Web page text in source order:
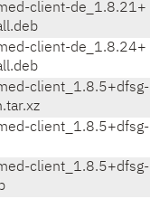
client-de_1.8.21+
client-de_1.8.24+
client_1.8.5+dfsg-
client_1.8.5+dfsg-
client_1.8.5+dfsg-